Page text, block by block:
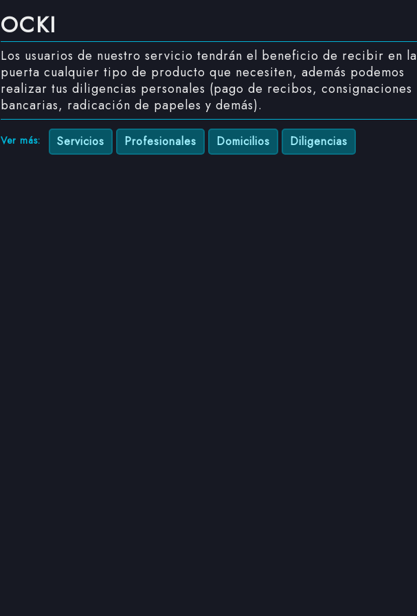
OCKI
Los usuarios de nuestro servicio tendrán el beneficio de recibir en la
puerta cualquier tipo de producto que necesiten, además podemos
realizar tus diligencias personales (pago de recibos, consignaciones
bancarias, radicación de papeles y demás).
Ver más: Servicios Profesionales Domicilios Diligencias